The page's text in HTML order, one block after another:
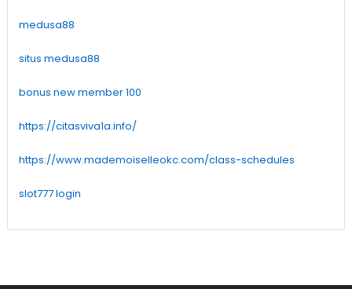
medusa88
situs medusa88
bonus new member 100
https://citasviva1a.info/
https://www.mademoiselleokc.com/class-schedules
slot777 login